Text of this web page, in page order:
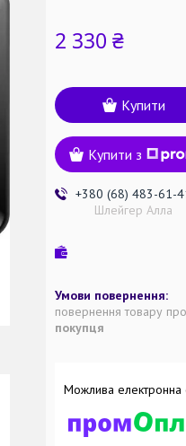
2 330 ₴
Купити
Купити з
+380 (68) 483-61-
Шлейгер Алла
повернення товару
покупця